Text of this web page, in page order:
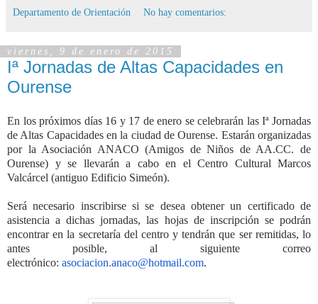
Departamento de Orientación No hay comentarios:
viernes, 9 de enero de 2015
Iª Jornadas de Altas Capacidades en
Ourense
En los próximos días 16 y 17 de enero se celebrarán las Iª Jornadas
de Altas Capacidades en la ciudad de Ourense. Estarán organizadas
por la Asociación ANACO (Amigos de Niños de AA.CC. de
Ourense) y se llevarán a cabo en el Centro Cultural Marcos
Valcárcel (antiguo Edificio Simeón).
Será necesario inscribirse si se desea obtener un certificado de
asistencia a dichas jornadas, las hojas de inscripción se podrán
encontrar en la secretaría del centro y tendrán que ser remitidas, lo
antes posible, al siguiente correo
electrónico: asociacion.anaco@hotmail.com.